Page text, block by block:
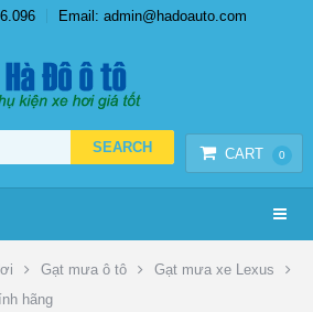
Email: admin@hadoauto.com
CART 0
Gạt mưa ô tô
Gạt mưa xe Lexus
hãng